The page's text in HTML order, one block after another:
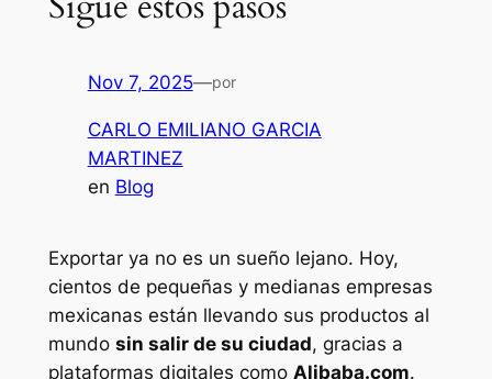
Nov 7, 2025—por
CARLO EMILIANO GARCIA
MARTINEZ
en Blog
Exportar ya no es un sueño lejano. Hoy,
cientos de pequeñas y medianas empresas
mexicanas están llevando sus productos al
mundo sin salir de su ciudad, gracias a
plataformas digitales como Alibaba.com.